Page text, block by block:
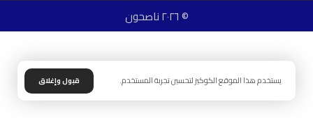
© ٢٠٢٦ ناصحون
يستخدم هذا الموقع الكوكيز لتحسين تجربة المستخدم. قبول وإغلاق